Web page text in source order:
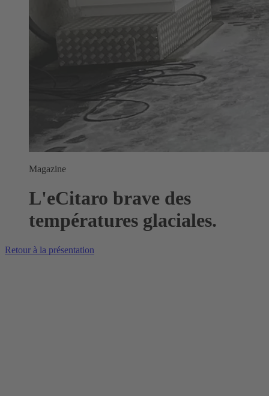
Magazine
L'eCitaro brave des
températures glaciales.
Retour à la présentation